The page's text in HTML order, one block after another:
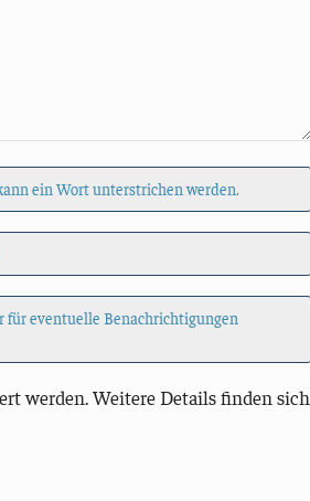
ein Wort unterstrichen werden.
für eventuelle Benachrichtigungen
werden. Weitere Details finden sich